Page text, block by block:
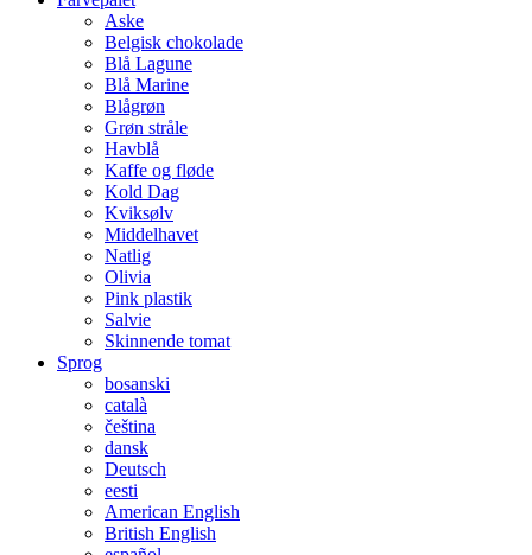
Aske
Belgisk chokolade
Blå Lagune
Blå Marine
Blågrøn
Grøn stråle
Havblå
Kaffe og fløde
Kold Dag
Kviksølv
Middelhavet
Natlig
Olivia
Pink plastik
Salvie
Skinnende tomat
Sprog
bosanski
català
čeština
dansk
Deutsch
eesti
American English
British English